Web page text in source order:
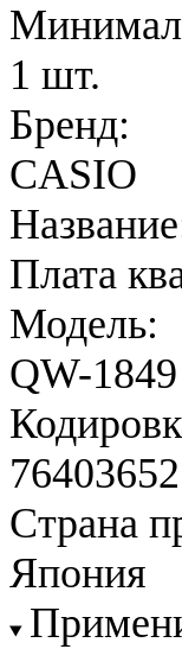
1 шт.
Бренд:
CASIO
Плата
Модель:
QW-1849
Страна
Япония